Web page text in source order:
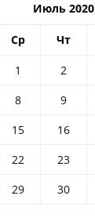
Июль 2020
Ср Чт
1 2
8 9
15 16
22 23
29 30